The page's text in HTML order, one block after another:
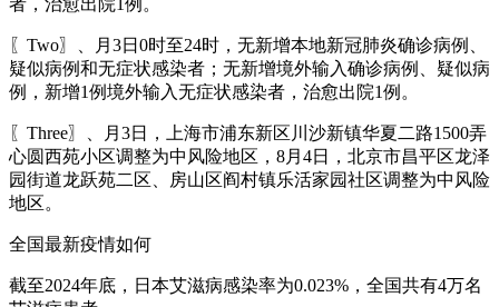
〖Two〗、月3日0时至24时，无新增本地新冠肺炎确诊病例、
疑似病例和无症状感染者；无新增境外输入确诊病例、疑似病
例，新增1例境外输入无症状感染者，治愈出院1例。
〖Three〗、月3日，上海市浦东新区川沙新镇华夏二路1500弄
心圆西苑小区调整为中风险地区，8月4日，北京市昌平区龙泽
园街道龙跃苑二区、房山区阎村镇乐活家园社区调整为中风险
地区。
全国最新疫情如何
截至2024年底，日本艾滋病感染率为0.023%，全国共有4万名